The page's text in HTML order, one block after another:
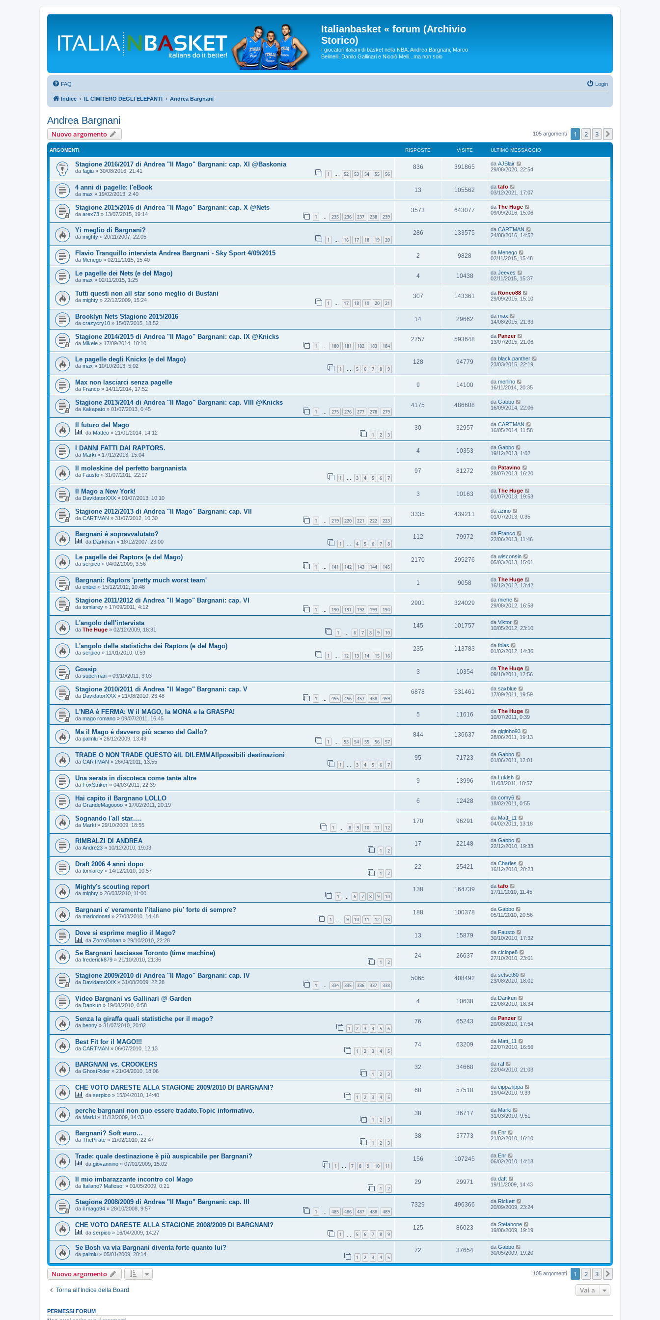
Italianbasket « forum (Archivio
Storico)
I giocatori italiani di basket nella NBA: Andrea Bargnani, Marco
Belinelli, Danilo Gallinari e Nicolò Melli...ma non solo
FAQ Login
Indice IL CIMITERO DEGLI ELEFANTI Andrea Bargnani
Andrea Bargnani
Nuovo argomento 105 argomenti 1 2 3
ARGOMENTI RISPOSTE VISITE ULTIMO MESSAGGIO
Stagione 2016/2017 di Andrea "Il Mago" Bargnani: cap. XI @Baskonia
da fagiu » 30/08/2016, 21:41 1 … 52 53 54 55 56
836 391865 da AJBlair
29/08/2020, 22:54
4 anni di pagelle: l'eBook
da max » 19/02/2013, 2:40
13 105562 da tafo
03/12/2021, 17:07
Stagione 2015/2016 di Andrea "Il Mago" Bargnani: cap. X @Nets
da arex73 » 13/07/2015, 19:14 1 235 236 237 238 239
3573 643077 da The Huge
09/09/2016, 15:06
Yi meglio di Bargnani?
da mighty » 20/11/2007, 22:05 1 … 16 17 18 19 20
286 133575 da CARTMAN
24/08/2016, 14:52
Flavio Tranquillo intervista Andrea Bargnani - Sky Sport 4/09/2015
da Menego » 02/11/2015, 15:40
2 9828 da Menego
02/11/2015, 15:48
Le pagelle dei Nets (e del Mago)
da max » 02/11/2015, 1:25
4 10438 da Jeeves
02/11/2015, 15:37
Tutti questi non all star sono meglio di Bustani
da mighty » 22/12/2009, 15:24 1 … 17 18 19 20 21
307 143361 da Ronco88
29/09/2015, 15:10
Brooklyn Nets Stagione 2015/2016
da crazycry10 » 15/07/2015, 18:52
14 29662 da max
14/08/2015, 21:33
Stagione 2014/2015 di Andrea "Il Mago" Bargnani: cap. IX @Knicks
da Mikele » 17/09/2014, 18:10 1 180 181 182 183 184
2757 593648 da Panzer
13/07/2015, 21:06
Le pagelle degli Knicks (e del Mago)
da max » 10/10/2013, 5:02 1 … 5 6 7 8 9
128 94779 da black panther
23/03/2015, 22:19
Max non lasciarci senza pagelle
da Franco » 14/11/2014, 17:52
9 14100 da merlino
16/11/2014, 20:35
Stagione 2013/2014 di Andrea "Il Mago" Bargnani: cap. VIII @Knicks
da Kakapato » 01/07/2013, 0:45 1 275 276 277 278 279
4175 486608 da Gabbo
16/09/2014, 22:06
Il futuro del Mago
da Matteo » 21/01/2014, 14:12 1 2 3
30 32957 da CARTMAN
16/05/2014, 11:58
I DANNI FATTI DAI RAPTORS.
da Marki » 17/12/2013, 15:04
4 10353 da Gabbo
19/12/2013, 1:02
Il moleskine del perfetto bargnanista
da Fausto » 31/07/2011, 22:17 1 … 3 4 5 6 7
97 81272 da Patavino
28/07/2013, 16:20
Il Mago a New York!
da DavidatorXXX » 01/07/2013, 10:10
3 10163 da The Huge
01/07/2013, 19:53
Stagione 2012/2013 di Andrea "Il Mago" Bargnani: cap. VII
da CARTMAN » 31/07/2012, 10:30 1 219 220 221 222 223
3335 439211 da azino
01/07/2013, 0:35
Bargnani è sopravvalutato?
da Darkman » 18/12/2007, 23:00 1 4 5 6 7 8
112 79972 da Franco
22/06/2013, 11:46
Le pagelle dei Raptors (e del Mago)
da serpico » 04/02/2009, 3:56 1 … 141 142 143 144 145
2170 295276 da wisconsin
05/03/2013, 15:01
Bargnani: Raptors 'pretty much worst team'
da enbiei » 15/12/2012, 10:48
1 9058 da The Huge
16/12/2012, 13:42
Stagione 2011/2012 di Andrea "Il Mago" Bargnani: cap. VI
da tomlarey » 17/09/2011, 4:12 1 190 191 192 193 194
2901 324029 da miche
29/08/2012, 16:58
L'angolo dell'intervista
da The Huge » 02/12/2009, 18:31 1 … 6 7 8 9 10
145 101757 da Viktor
10/05/2012, 23:10
L'angolo delle statistiche dei Raptors (e del Mago)
da serpico » 11/01/2010, 0:59 1 … 12 13 14 15 16
235 113783 da folas
01/02/2012, 14:36
Gossip
da superman » 09/10/2011, 3:03
3 10354 da The Huge
09/10/2011, 12:56
Stagione 2010/2011 di Andrea "Il Mago" Bargnani: cap. V
da DavidatorXXX » 21/08/2010, 23:48 1 455 456 457 458 459
6878 531461 da saxblue
17/09/2011, 19:59
L'NBA è FERMA: W il MAGO, la MONA e la GRASPA!
da mago romano » 09/07/2011, 16:45
5 11616 da The Huge
10/07/2011, 0:39
Ma il Mago è davvero più scarso del Gallo?
da palmlu » 26/12/2009, 13:49 1 … 53 54 55 56 57
844 136637 da giginho93
28/06/2011, 19:13
TRADE O NON TRADE QUESTO èIL DILEMMA!!possibili destinazioni
da CARTMAN » 26/04/2011, 13:55 1 3 4 5 6 7
95 71723 da Gabbo
01/06/2011, 12:01
Una serata in discoteca come tante altre
da FoxStriker » 04/03/2011, 22:39
9 13996 da Lukish
11/03/2011, 18:57
Hai capito il Bargnano LOLLO
da GrandeMagoooo » 17/02/2011, 20:19
6 12428 da comy6
18/02/2011, 0:55
Sognando l'all star.....
da Marki » 29/10/2009, 18:55 1 8 9 10 11 12
170 96291 da Matt_11
04/02/2011, 13:18
RIMBALZI DI ANDREA
da Andre23 » 10/12/2010, 19:03 1 2
17 22148 da Gabbo
22/12/2010, 19:33
Draft 2006 4 anni dopo
da tomlarey » 14/12/2010, 10:57 1 2
22 25421 da Charles
16/12/2010, 20:23
Mighty's scouting report
da mighty » 26/03/2010, 11:00 1 6 7 8 9 10
138 164739 da tafo
17/11/2010, 11:45
Bargnani e' veramente l'italiano piu' forte di sempre?
da mariodonati » 27/08/2010, 14:48 1 … 9 10 11 12 13
188 100378 da Gabbo
05/11/2010, 20:56
Dove si esprime meglio il Mago?
da ZorroBoban » 29/10/2010, 22:28
13 15879 da Fausto
30/10/2010, 17:32
Se Bargnani lasciasse Toronto (time machine)
da frederick879 » 21/10/2010, 21:36 1 2
24 26637 da ciclope8
27/10/2010, 23:01
Stagione 2009/2010 di Andrea "Il Mago" Bargnani: cap. IV
da DavidatorXXX » 31/08/2009, 22:28 1 … 334 335 336 337 338
5065 408492 da setset60
23/08/2010, 18:01
Video Bargnani vs Gallinari @ Garden
da Dankun » 19/08/2010, 0:58
4 10638 da Dankun
22/08/2010, 18:34
Senza la giraffa quali statistiche per il mago?
da benny » 31/07/2010, 20:02 1 2 3 4 5 6
76 65243 da Panzer
20/08/2010, 17:54
Best Fit for il MAGO!!!
da CARTMAN » 06/07/2010, 12:13 1 2 3 4 5
74 63209 da Matt_11
22/07/2010, 16:56
BARGNANI vs. CROOKERS
da GhostRider » 21/04/2010, 18:06 1 2 3
32 34668 da raf
22/04/2010, 21:03
CHE VOTO DARESTE ALLA STAGIONE 2009/2010 DI BARGNANI?
da serpico » 15/04/2010, 14:40 1 2 3 4 5
68 57510 da cippa lippa
19/04/2010, 9:39
perche bargnani non puo essere tradato.Topic informativo.
da Marki » 11/12/2009, 14:33 1 2 3
38 36717 da Marki
31/03/2010, 9:51
Bargnani? Soft euro...
da ThePirate » 11/02/2010, 22:47 1 2 3
38 37773 da Enr
21/02/2010, 16:10
Trade: quale destinazione è più auspicabile per Bargnani?
da giovannino » 07/01/2009, 15:02 1 7 8 9 10 11
156 107245 da Enr
06/02/2010, 14:18
Il mio imbarazzante incontro col Mago
da Italiano? Mafioso! » 01/05/2009, 0:21 1 2
29 29971 da daft
19/11/2009, 14:43
Stagione 2008/2009 di Andrea "Il Mago" Bargnani: cap. III
da il mago94 » 28/10/2008, 9:57 1 … 485 486 487 488 489
7329 496366 da Rickett
20/09/2009, 23:24
CHE VOTO DARESTE ALLA STAGIONE 2008/2009 DI BARGNANI?
da serpico » 16/04/2009, 14:27 1 5 6 7 8 9
125 86023 da Stefanone
19/08/2009, 19:19
Se Bosh va via Bargnani diventa forte quanto lui?
da palmlu » 05/01/2009, 20:14 1 2 3 4 5
72 37654 da Gabbo
30/05/2009, 19:20
Nuovo argomento 105 argomenti 1 2 3
Torna all’Indice della Board Vai a
PERMESSI FORUM